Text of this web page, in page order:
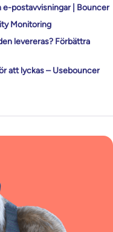
e-postavvisningar | Bouncer
Monitoring
levereras? Förbättra
att lyckas – Usebouncer